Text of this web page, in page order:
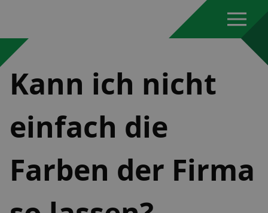
Kann ich nicht
einfach die
Farben der Firma